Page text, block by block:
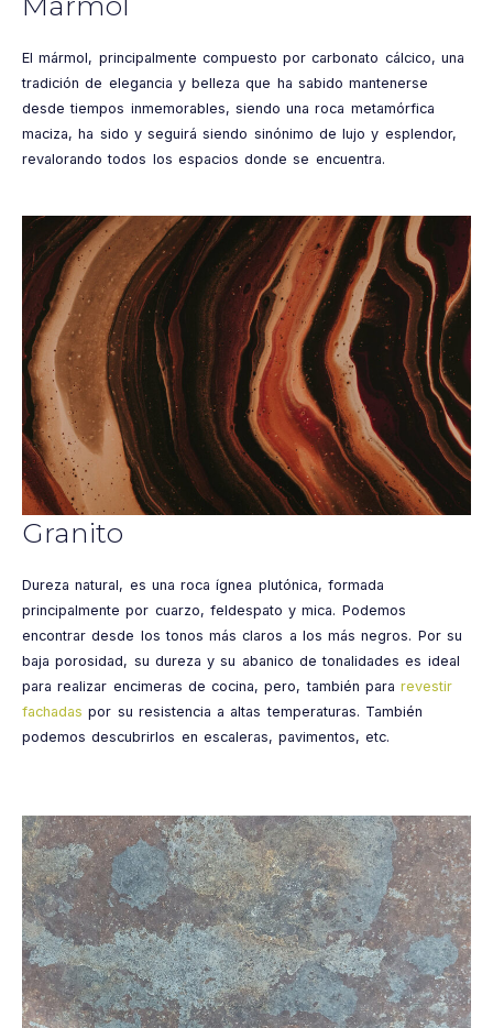
El mármol, principalmente compuesto por carbonato cálcico, una
tradición de elegancia y belleza que ha sabido mantenerse
desde tiempos inmemorables, siendo una roca metamórfica
maciza, ha sido y seguirá siendo sinónimo de lujo y esplendor,
revalorando todos los espacios donde se encuentra.
Granito
Dureza natural, es una roca ígnea plutónica, formada
principalmente por cuarzo, feldespato y mica. Podemos
encontrar desde los tonos más claros a los más negros. Por su
baja porosidad, su dureza y su abanico de tonalidades es ideal
para realizar encimeras de cocina, pero, también pararevestir
fachadas por su resistencia a altas temperaturas. También
podemos descubrirlos en escaleras, pavimentos, etc.